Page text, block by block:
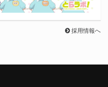
採用情報へ